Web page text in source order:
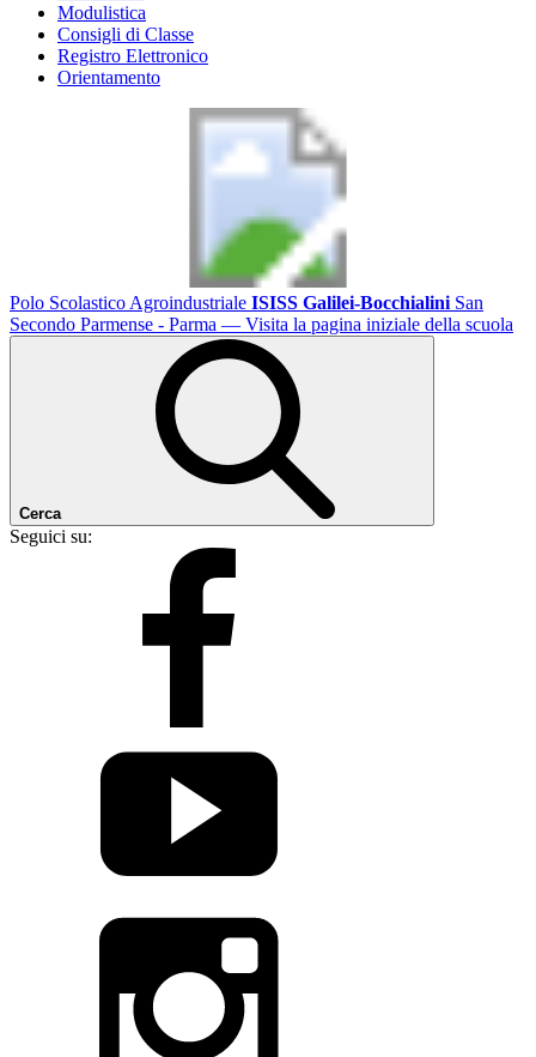
Modulistica
Consigli di Classe
Registro Elettronico
Orientamento
Polo Scolastico Agroindustriale ISISS Galilei-Bocchialini San
Secondo Parmense - Parma — Visita la pagina iniziale della scuola
Cerca
Seguici su: